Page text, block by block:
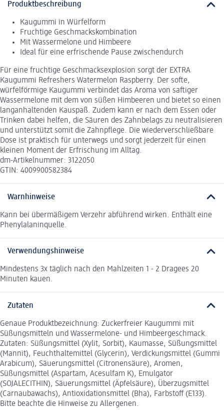
Produktbeschreibung
Kaugummi in Würfelform
Fruchtige Geschmackskombination
Mit Wassermelone und Himbeere
Ideal für eine erfrischende Pause zwischendurch
Für eine fruchtige Geschmacksexplosion sorgt der EXTRA
Kaugummi Refreshers Watermelon Raspberry. Der softe,
würfelförmige Kaugummi verbindet das Aroma von saftiger
Wassermelone mit dem von süßen Himbeeren und bietet so einen
langanhaltenden Kauspaß. Zudem kann er nach dem Essen oder
Trinken dabei helfen, die Säuren des Zahnbelags zu neutralisieren
und unterstützt somit die Zahnpflege. Die wiederverschließbare
Dose ist praktisch für unterwegs und sorgt jederzeit für einen
kleinen Moment der Erfrischung im Alltag.
dm-Artikelnummer: 3122050
GTIN: 4009900582384
Warnhinweise
Kann bei übermäßigem Verzehr abführend wirken. Enthält eine
Phenylalaninquelle.
Verwendungshinweise
Mindestens 3x täglich nach den Mahlzeiten 1 - 2 Dragees 20
Minuten kauen.
Zutaten
Genaue Produktbezeichnung: Zuckerfreier Kaugummi mit
Süßungsmitteln und Wassermelone- und Himbeergeschmack.
Zutaten: Süßungsmittel (Xylit, Sorbit), Kaumasse, Süßungsmittel
(Mannit), Feuchthaltemittel (Glycerin), Verdickungsmittel (Gummi
Arabicum), Säuerungsmittel (Citronensäure), Aromen,
Süßungsmittel (Aspartam, Acesulfam K), Emulgator
(SOJALECITHIN), Säuerungsmittel (Äpfelsäure), Überzugsmittel
(Carnaubawachs), Antioxidationsmittel (Bha), Farbstoff (E133).
Bitte beachte die Hinweise zu Allergenen.